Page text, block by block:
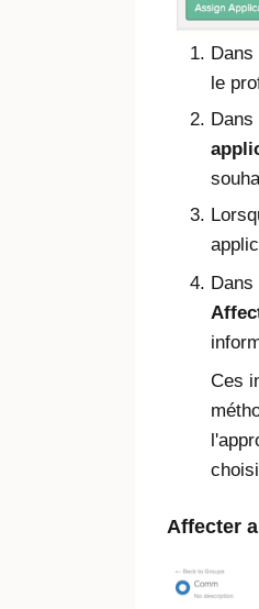
Dans
le
Dans
Dans
Ces
Affecter